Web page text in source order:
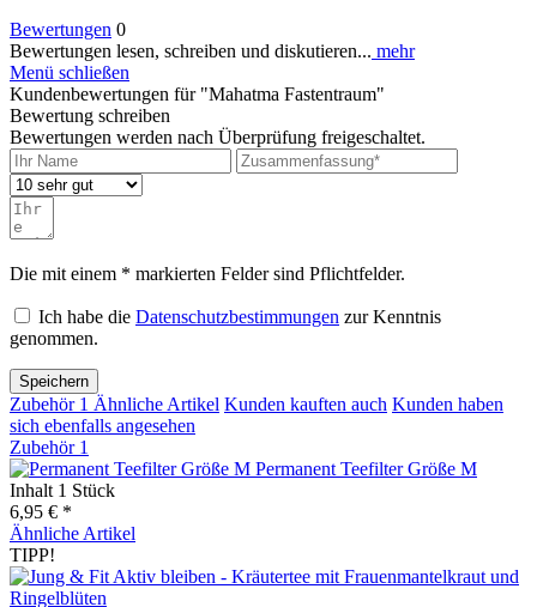
Bewertungen 0
Bewertungen lesen, schreiben und diskutieren... mehr
Menü schließen
Kundenbewertungen für "Mahatma Fastentraum"
Bewertung schreiben
Bewertungen werden nach Überprüfung freigeschaltet.
Die mit einem * markierten Felder sind Pflichtfelder.
Ich habe die Datenschutzbestimmungen zur Kenntnis
genommen.
Speichern
Zubehör 1 Ähnliche Artikel Kunden kauften auch Kunden haben
sich ebenfalls angesehen
Zubehör 1
Permanent Teefilter Größe M
Inhalt 1 Stück
6,95 € *
Ähnliche Artikel
TIPP!